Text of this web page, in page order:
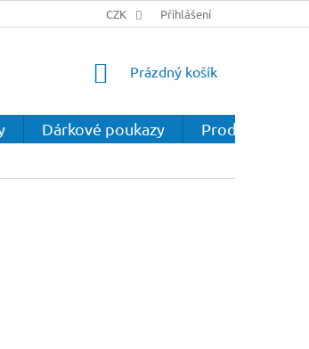
CZK Přihlášení
NÁKUPNÍ
Prázdný košík
Dárkové poukazy Prodejna